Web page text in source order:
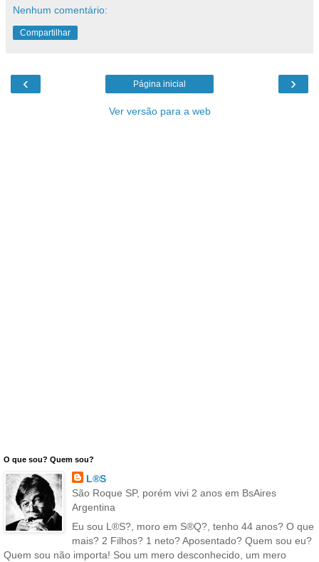
Nenhum comentário:
Compartilhar
‹ ›
Página inicial
Ver versão para a web
O que sou? Quem sou?
L®S
São Roque SP, porém vivi 2 anos em BsAires
Argentina
Eu sou L®S?, moro em S®Q?, tenho 44 anos? O que
mais? 2 Filhos? 1 neto? Aposentado? Quem sou eu?
Quem sou não importa! Sou um mero desconhecido, um mero